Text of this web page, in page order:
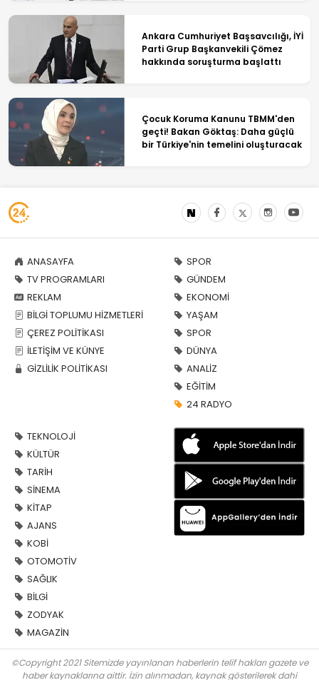
Ankara Cumhuriyet Başsavcılığı, İYİ
Parti Grup Başkanvekili Çömez
hakkında soruşturma başlattı
Çocuk Koruma Kanunu TBMM'den
geçti! Bakan Göktaş: Daha güçlü
bir Türkiye'nin temelini oluşturacak
ANASAYFA
TV PROGRAMLARI
REKLAM
BİLGİ TOPLUMU HİZMETLERİ
ÇEREZ POLİTİKASI
İLETİŞİM VE KÜNYE
GİZLİLİK POLİTİKASI
SPOR
GÜNDEM
EKONOMİ
YAŞAM
SPOR
DÜNYA
ANALİZ
EĞİTİM
24 RADYO
TEKNOLOJİ
KÜLTÜR
TARİH
SİNEMA
KİTAP
AJANS
KOBİ
OTOMOTİV
SAĞLIK
BİLGİ
ZODYAK
MAGAZİN
©Copyright 2021 Sitemizde yayınlanan haberlerin telif hakları gazete ve
haber kaynaklarına aittir. İzin alınmadan, kaynak gösterilerek dahi